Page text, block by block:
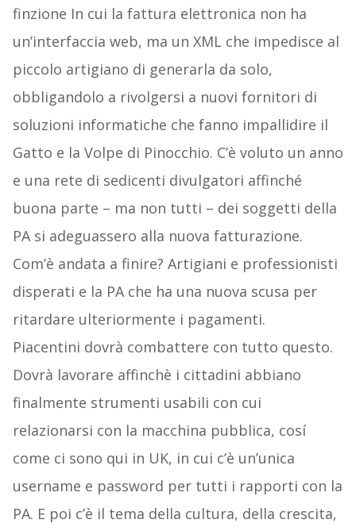
finzione In cui la fattura elettronica non ha
un’interfaccia web, ma un XML che impedisce al
piccolo artigiano di generarla da solo,
obbligandolo a rivolgersi a nuovi fornitori di
soluzioni informatiche che fanno impallidire il
Gatto e la Volpe di Pinocchio. C’è voluto un anno
e una rete di sedicenti divulgatori affinché
buona parte – ma non tutti – dei soggetti della
PA si adeguassero alla nuova fatturazione.
Com’è andata a finire? Artigiani e professionisti
disperati e la PA che ha una nuova scusa per
ritardare ulteriormente i pagamenti.
Piacentini dovrà combattere con tutto questo.
Dovrà lavorare affinchè i cittadini abbiano
finalmente strumenti usabili con cui
relazionarsi con la macchina pubblica, cosí
come ci sono qui in UK, in cui c’è un’unica
username e password per tutti i rapporti con la
PA. E poi c’è il tema della cultura, della crescita,